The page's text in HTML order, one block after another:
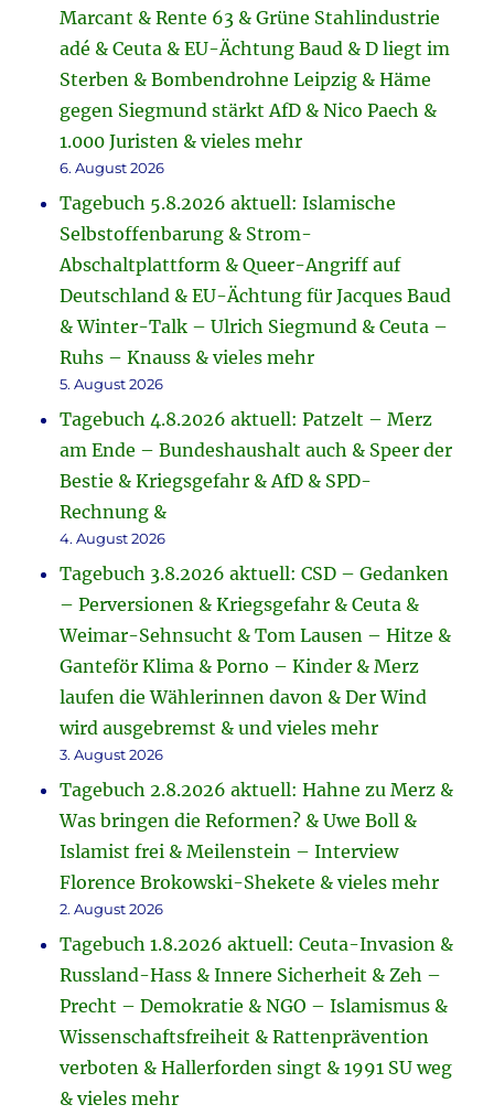
Marcant & Rente 63 & Grüne Stahlindustrie
adé & Ceuta & EU-Ächtung Baud & D liegt im
Sterben & Bombendrohne Leipzig & Häme
gegen Siegmund stärkt AfD & Nico Paech &
1.000 Juristen & vieles mehr
6. August 2026
Tagebuch 5.8.2026 aktuell: Islamische
Selbstoffenbarung & Strom-
Abschaltplattform & Queer-Angriff auf
Deutschland & EU-Ächtung für Jacques Baud
& Winter-Talk – Ulrich Siegmund & Ceuta –
Ruhs – Knauss & vieles mehr
5. August 2026
Tagebuch 4.8.2026 aktuell: Patzelt – Merz
am Ende – Bundeshaushalt auch & Speer der
Bestie & Kriegsgefahr & AfD & SPD-
Rechnung &
4. August 2026
Tagebuch 3.8.2026 aktuell: CSD – Gedanken
– Perversionen & Kriegsgefahr & Ceuta &
Weimar-Sehnsucht & Tom Lausen – Hitze &
Ganteför Klima & Porno – Kinder & Merz
laufen die Wählerinnen davon & Der Wind
wird ausgebremst & und vieles mehr
3. August 2026
Tagebuch 2.8.2026 aktuell: Hahne zu Merz &
Was bringen die Reformen? & Uwe Boll &
Islamist frei & Meilenstein – Interview
Florence Brokowski-Shekete & vieles mehr
2. August 2026
Tagebuch 1.8.2026 aktuell: Ceuta-Invasion &
Russland-Hass & Innere Sicherheit & Zeh –
Precht – Demokratie & NGO – Islamismus &
Wissenschaftsfreiheit & Rattenprävention
verboten & Hallerforden singt & 1991 SU weg
& vieles mehr